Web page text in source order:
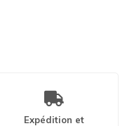
Expédition et